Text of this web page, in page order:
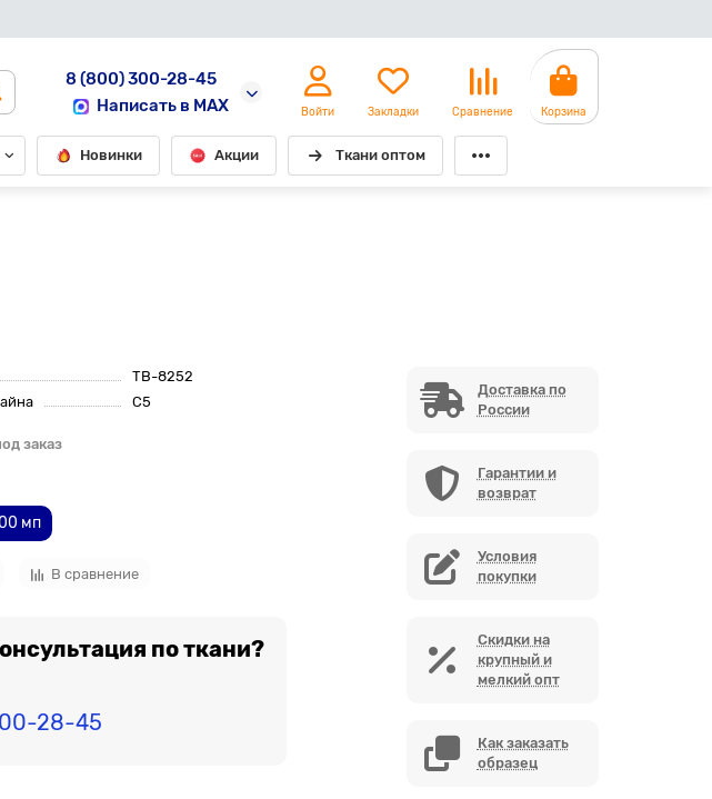
8 (800) 300-28-45
Написать в MAX
Войти Закладки Сравнение Корзина
Новинки Акции Ткани оптом
TB-8252
С5
заказ
мп
В сравнение
по ткани?
28-45
Доставка по
России
Гарантии и
возврат
Условия
покупки
Скидки на
крупный и
мелкий опт
Как заказать
образец